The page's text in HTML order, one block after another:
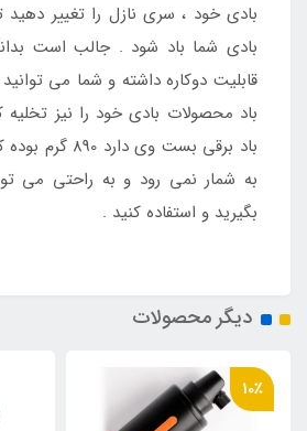
بادی خود ، سری نازل را تغییر
بادی شما باد شود . جالب است
قابلیت دوکاره داشته و شما می توانید
باد محصولات بادی خود را نیز
باد برقی بست وی
به شمار نمی رود و به راحتی می
بگیرید و استفاده کنید .
دیگر محصولات
10٪